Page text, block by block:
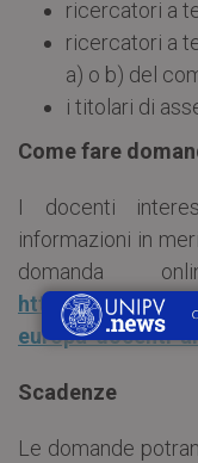
ricercatori a
ricercatori a
a) o b) del
i titolari di
Come fare
I docenti
informazioni in
domanda
https://
europa-docenti-
Scadenze
Le domande